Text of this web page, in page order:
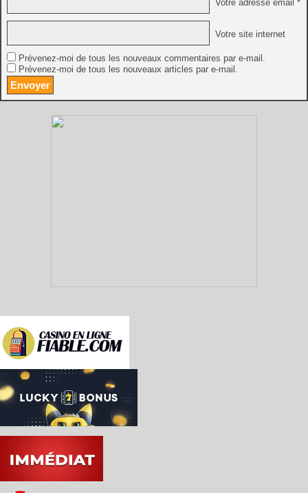
Votre adresse email *
Votre site internet
Prévenez-moi de tous les nouveaux commentaires par e-mail.
Prévenez-moi de tous les nouveaux articles par e-mail.